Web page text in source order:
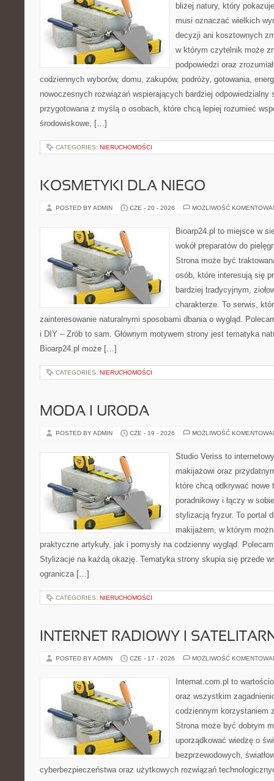
bliżej natury, który
musi oznaczać wielkich
decyzji ani kosztownych
w którym czytelnik może
podpowiedzi oraz
codziennych wyborów, domu, zakupów, podróży, gotowania,
nowoczesnych rozwiązań wspierających bardziej odpowiedzialny
przygotowana z myślą o osobach, które chcą lepiej rozumieć
środowiskowe, […]
CATEGORIES: NIERUCHOMOŚCI
KOSMETYKI DLA NIEGO
POSTED BY ADMIN CZE - 20 - 2026 MOŻLIWOŚĆ
Bioarp24.pl to miejsce w
wokół preparatów do
Strona może być
osób, które interesują się
bardziej tradycyjnym,
charakterze. To serwis,
zainteresowanie naturalnymi sposobami dbania o wygląd.
i DIY – Zrób to sam. Głównym motywem strony jest tematyka
Bioarp24.pl może […]
CATEGORIES: NIERUCHOMOŚCI
MODA I URODA
POSTED BY ADMIN CZE - 19 - 2026 MOŻLIWOŚĆ
Studio Veriss to
makijażowi oraz
które chcą odkrywać nowe
poradnikowy i łączy w
stylizacją fryzur. To portal
makijażem, w którym
praktyczne artykuły, jak i pomysły na codzienny wygląd.
Stylizacje na każdą okazję. Tematyka strony skupia się przede
ogranicza […]
CATEGORIES: NIERUCHOMOŚCI
INTERNET RADIOWY I
POSTED BY ADMIN CZE - 17 - 2026 MOŻLIWOŚĆ
Internat.com.pl to
oraz wszystkim
codziennym korzystaniem
Strona może być dobrym
uporządkować wiedzę o
bezprzewodowych,
cyberbezpieczeństwa oraz użytkowych rozwiązań